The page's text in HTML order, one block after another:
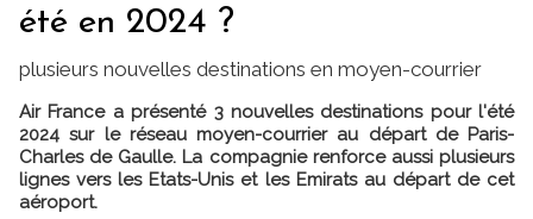
été en 2024 ?
plusieurs nouvelles destinations en moyen-courrier
Air France a présenté 3 nouvelles destinations pour l'été
2024 sur le réseau moyen-courrier au départ de Paris-
Charles de Gaulle. La compagnie renforce aussi plusieurs
lignes vers les Etats-Unis et les Emirats au départ de cet
aéroport.